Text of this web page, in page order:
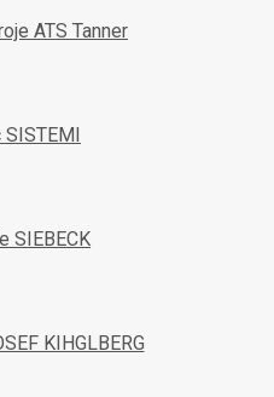
ATS Tanner
SISTEMI
SIEBECK
KIHGLBERG